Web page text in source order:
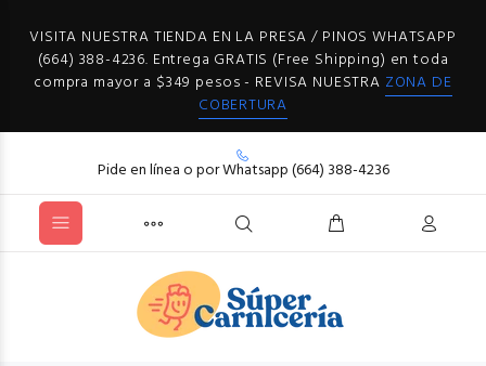
VISITA NUESTRA TIENDA EN LA PRESA / PINOS WHATSAPP
(664) 388-4236. Entrega GRATIS (Free Shipping) en toda
compra mayor a $349 pesos - REVISA NUESTRA ZONA DE
COBERTURA
Pide en línea o por Whatsapp (664) 388-4236